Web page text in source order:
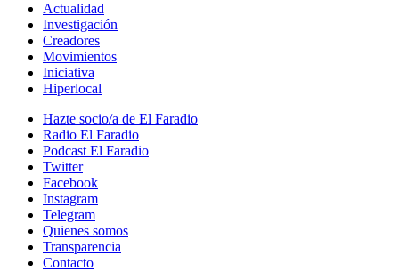
Actualidad
Investigación
Creadores
Movimientos
Iniciativa
Hiperlocal
Hazte socio/a de El Faradio
Radio El Faradio
Podcast El Faradio
Twitter
Facebook
Instagram
Telegram
Quienes somos
Transparencia
Contacto